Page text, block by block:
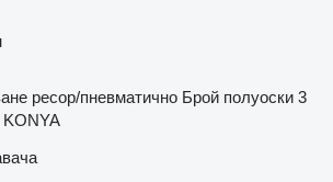
ресор/пневматично Брой полуоски 3